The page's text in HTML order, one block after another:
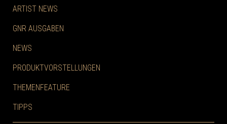
ARTIST NEWS
GNR AUSGABEN
NEWS
PRODUKTVORSTELLUNGEN
THEMENFEATURE
TIPPS